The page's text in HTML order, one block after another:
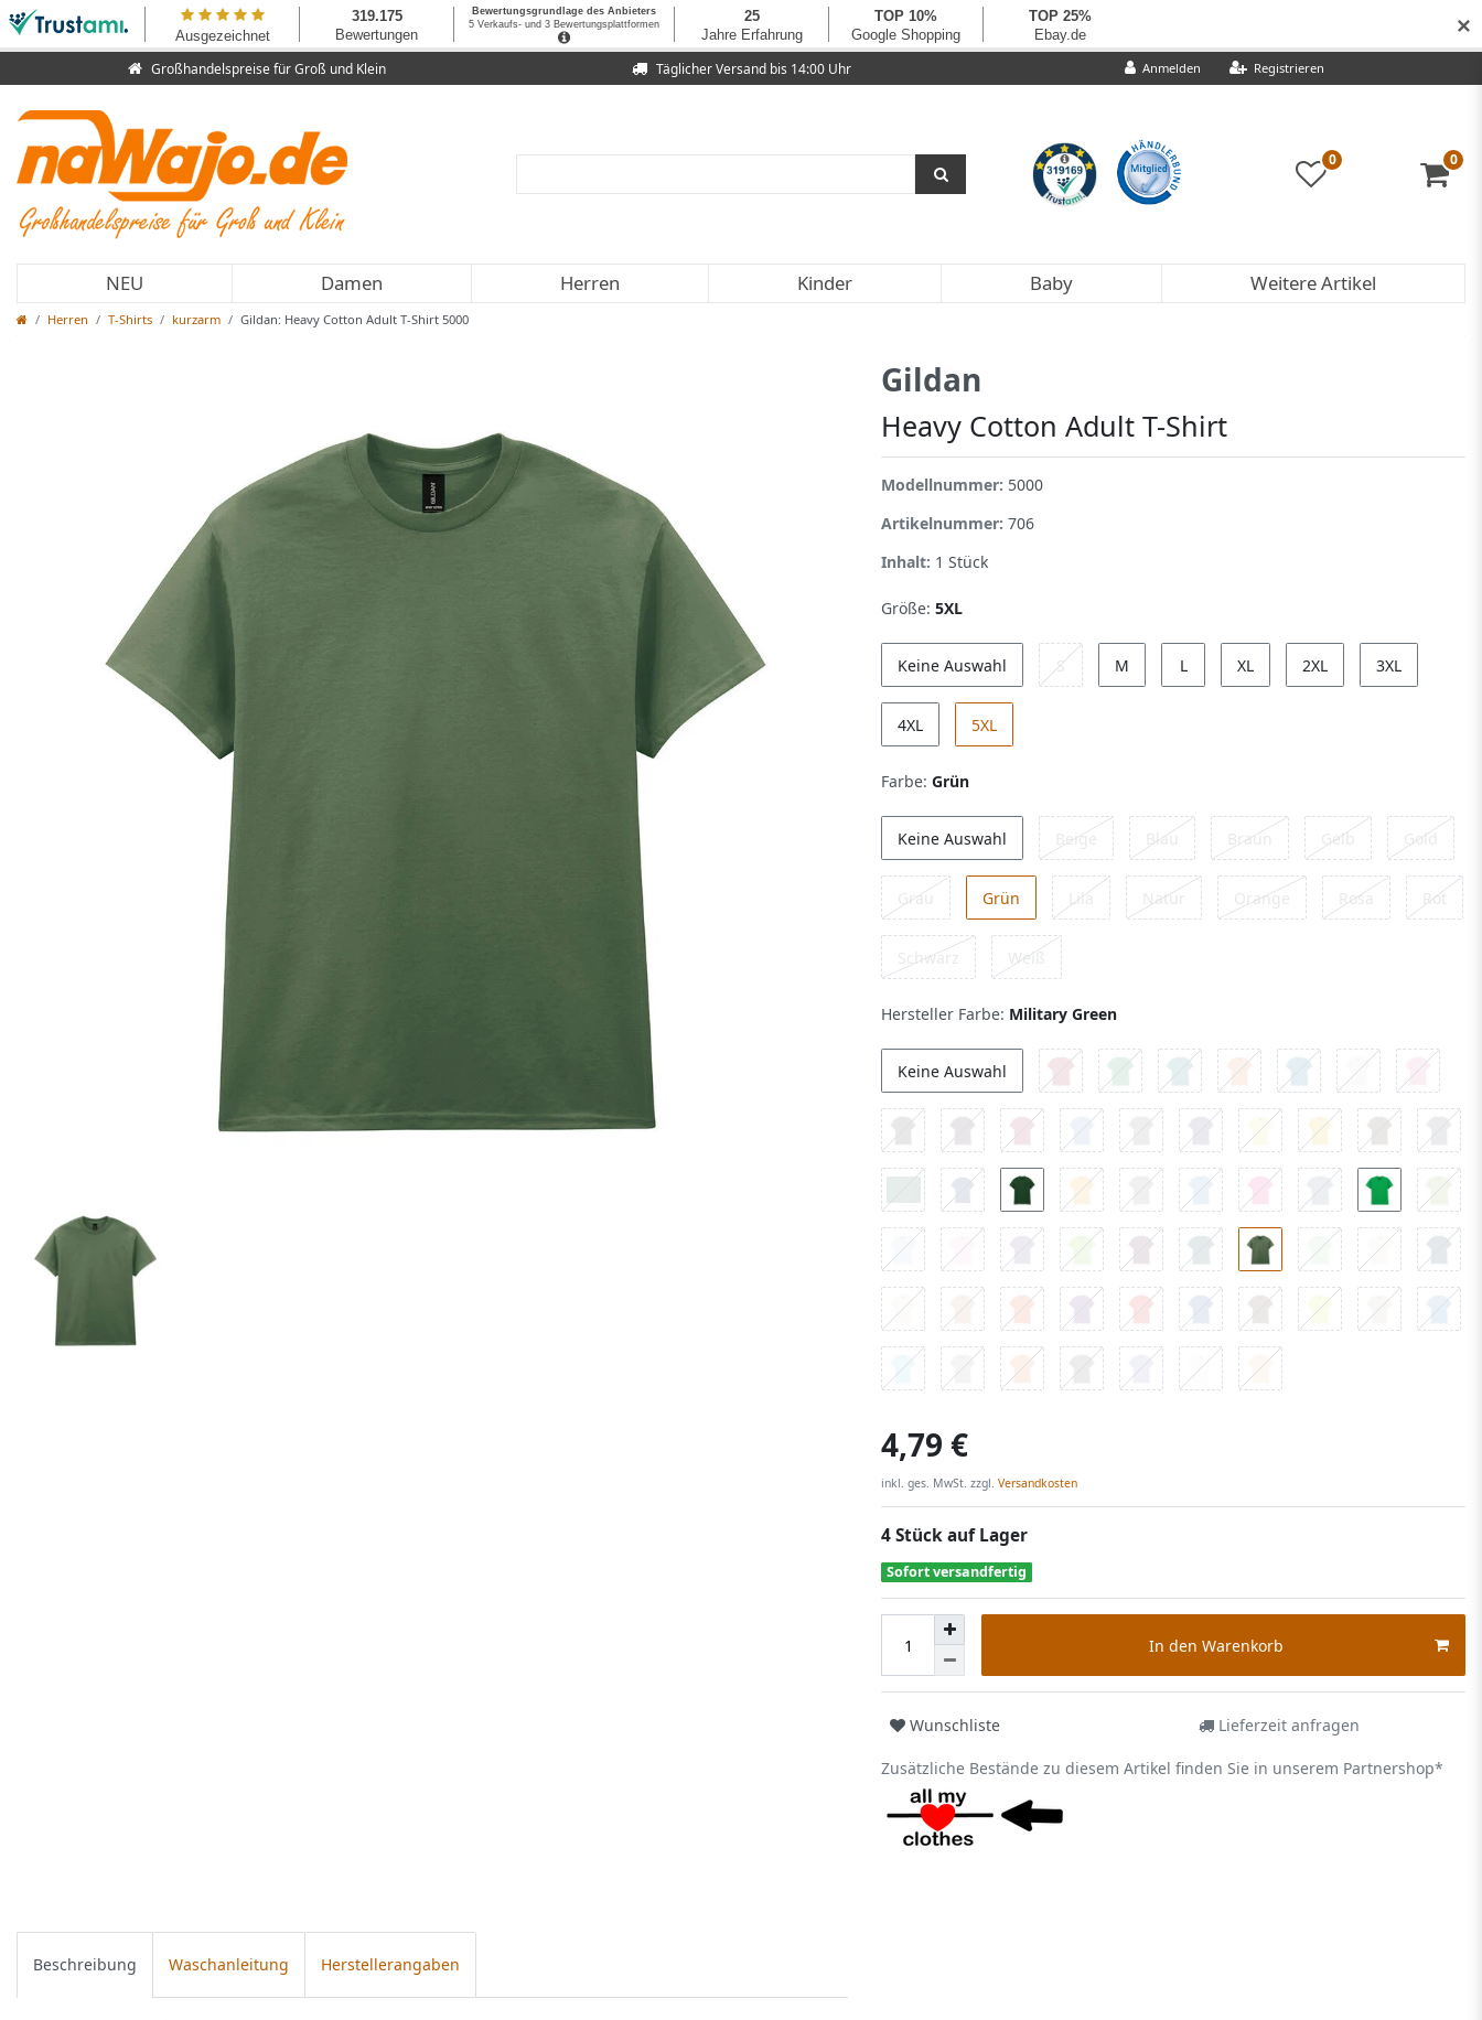
Anmelden Registrieren
Täglicher Versand bis 14:00 Uhr
Großhandelspreise für Groß und Klein
0 0
NEU Damen Herren Kinder Baby Weitere Artikel
Herren T-Shirts kurzarm Gildan: Heavy Cotton Adult T-Shirt 5000
Gildan
Heavy Cotton Adult T-Shirt
Modellnummer: 5000
Artikelnummer: 706
Inhalt: 1 Stück
Größe: 5XL
Keine Auswahl S M L XL 2XL 3XL
4XL 5XL
Farbe: Grün
Keine Auswahl Beige Blau Braun Gelb Gold
Grau Grün Lila Natur Orange Rosa Rot
Schwarz Weiß
Hersteller Farbe: Military Green
Keine Auswahl
4,79 €
inkl. ges. MwSt. zzgl. Versandkosten
4 Stück auf Lager
Sofort versandfertig
In den Warenkorb
Wunschliste Lieferzeit anfragen
Zusätzliche Bestände zu diesem Artikel finden Sie in unserem Partnershop*
Beschreibung Waschanleitung Herstellerangaben
✕